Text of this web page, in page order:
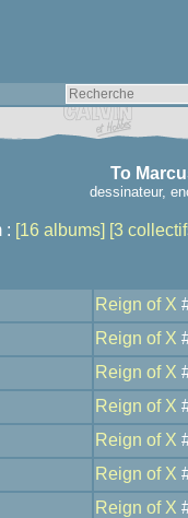
To
dessinateur,
: [16 albums] [3
Reign of X
Reign of X
Reign of X
Reign of X
Reign of X
Reign of X
Reign of X